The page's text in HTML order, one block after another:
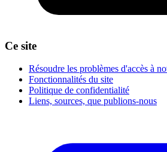
Ce site
Résoudre les problèmes d'accès à
Fonctionnalités du site
Politique de confidentialité
Liens, sources, que publions-nous